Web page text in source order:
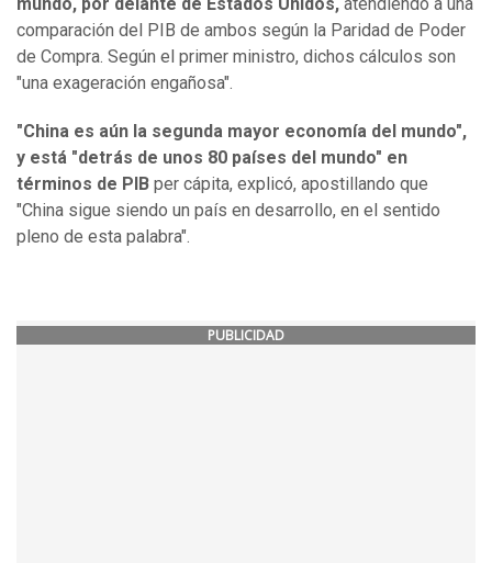
mundo, por delante de Estados Unidos, atendiendo a una
comparación del PIB de ambos según la Paridad de Poder
de Compra. Según el primer ministro, dichos cálculos son
"una exageración engañosa".
"China es aún la segunda mayor economía del mundo",
y está "detrás de unos 80 países del mundo" en
términos de PIB per cápita, explicó, apostillando que
"China sigue siendo un país en desarrollo, en el sentido
pleno de esta palabra".
PUBLICIDAD